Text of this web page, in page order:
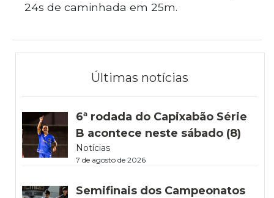
24s de caminhada em 25m.
Últimas notícias
6ª rodada do Capixabão Série
B acontece neste sábado (8)
Notícias
7 de agosto de 2026
Semifinais dos Campeonatos